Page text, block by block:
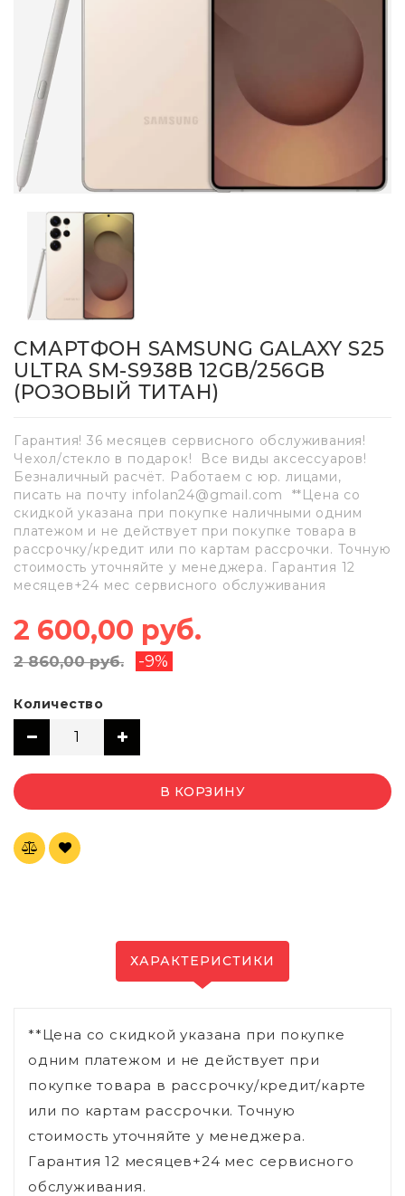
СМАРТФОН SAMSUNG GALAXY S25
ULTRA SM-S938B 12GB/256GB
(РОЗОВЫЙ ТИТАН)
Гарантия! 36 месяцев сервисного обслуживания!
Чехол/стекло в подарок! Все виды аксессуаров!
Безналичный расчёт. Работаем с юр. лицами,
писать на почту infolan24@gmail.com **Цена со
скидкой указана при покупке наличными одним
платежом и не действует при покупке товара в
рассрочку/кредит или по картам рассрочки. Точную
стоимость уточняйте у менеджера. Гарантия 12
месяцев+24 мес сервисного обслуживания
2 600,00 руб.
2 860,00 руб. -9%
Количество
В КОРЗИНУ
ХАРАКТЕРИСТИКИ
**Цена со скидкой указана при покупке
одним платежом и не действует при
покупке товара в рассрочку/кредит/карте
или по картам рассрочки. Точную
стоимость уточняйте у менеджера.
Гарантия 12 месяцев+24 мес сервисного
обслуживания.